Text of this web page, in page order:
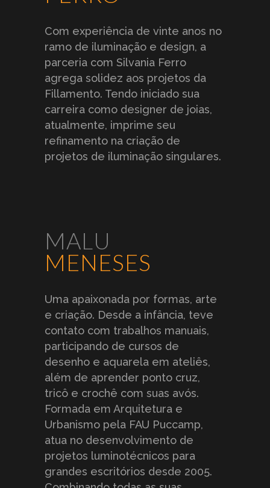
Com experiência de vinte anos no
ramo de iluminação e design, a
parceria com Silvania Ferro
agrega solidez aos projetos da
Fillamento. Tendo iniciado sua
carreira como designer de joias,
atualmente, imprime seu
refinamento na criação de
projetos de iluminação singulares.
MALU
MENESES
Uma apaixonada por formas, arte
e criação. Desde a infância, teve
contato com trabalhos manuais,
participando de cursos de
desenho e aquarela em ateliês,
além de aprender ponto cruz,
tricô e crochê com suas avós.
Formada em Arquitetura e
Urbanismo pela FAU Puccamp,
atua no desenvolvimento de
projetos luminotécnicos para
grandes escritórios desde 2005.